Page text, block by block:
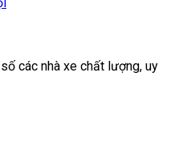
các nhà xe chất lượng, uy